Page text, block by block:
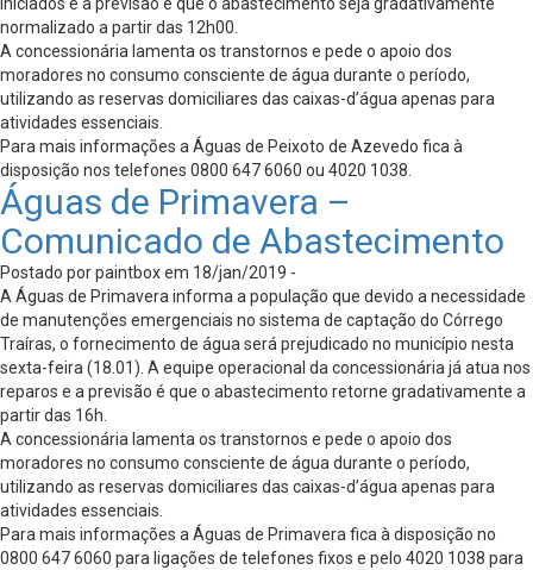
normalizado a partir das 12h00.
A concessionária lamenta os transtornos e pede o apoio dos
moradores no consumo consciente de água durante o período,
utilizando as reservas domiciliares das caixas-d’água apenas para
atividades essenciais.
Para mais informações a Águas de Peixoto de Azevedo fica à
disposição nos telefones 0800 647 6060 ou 4020 1038.
Águas de Primavera –
Comunicado de Abastecimento
Postado por paintbox em 18/jan/2019 -
A Águas de Primavera informa a população que devido a necessidade
de manutenções emergenciais no sistema de captação do Córrego
Traíras, o fornecimento de água será prejudicado no município nesta
sexta-feira (18.01). A equipe operacional da concessionária já atua nos
reparos e a previsão é que o abastecimento retorne gradativamente a
partir das 16h.
A concessionária lamenta os transtornos e pede o apoio dos
moradores no consumo consciente de água durante o período,
utilizando as reservas domiciliares das caixas-d’água apenas para
atividades essenciais.
Para mais informações a Águas de Primavera fica à disposição no
0800 647 6060 para ligações de telefones fixos e pelo 4020 1038 para